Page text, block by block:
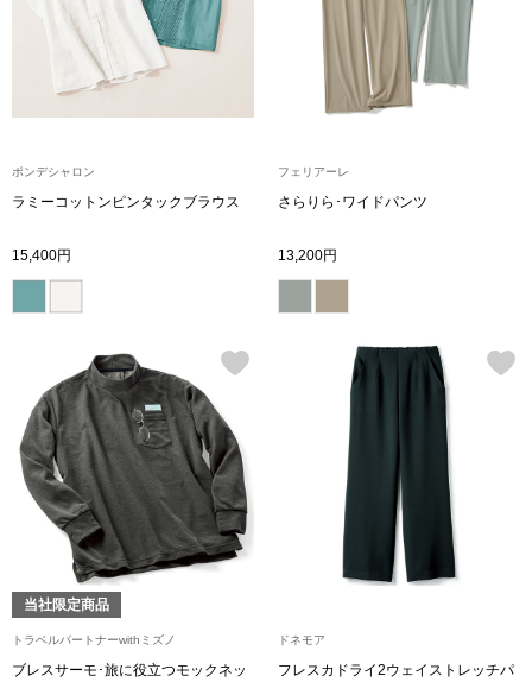
ール／酒
【特集】
おすすめカタ
アウター
ジャケット
コート
ブルゾン
ポンデシャロン
ラミーコットンピンタックブラウス
15,400円
フェリアーレ
さらりら･ワイドパンツ
13,200円
当社限定商品
トラベルパートナーwithミズノ
ブレスサーモ･旅に役立つモックネッ
ドネモア
フレスカドライ2ウェイストレッチパ